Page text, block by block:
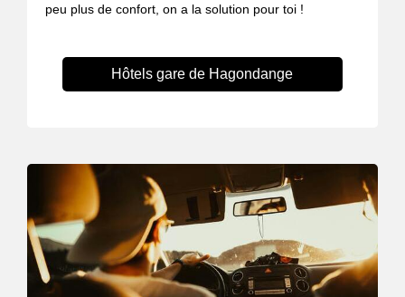
peu plus de confort, on a la solution pour toi !
Hôtels gare de Hagondange